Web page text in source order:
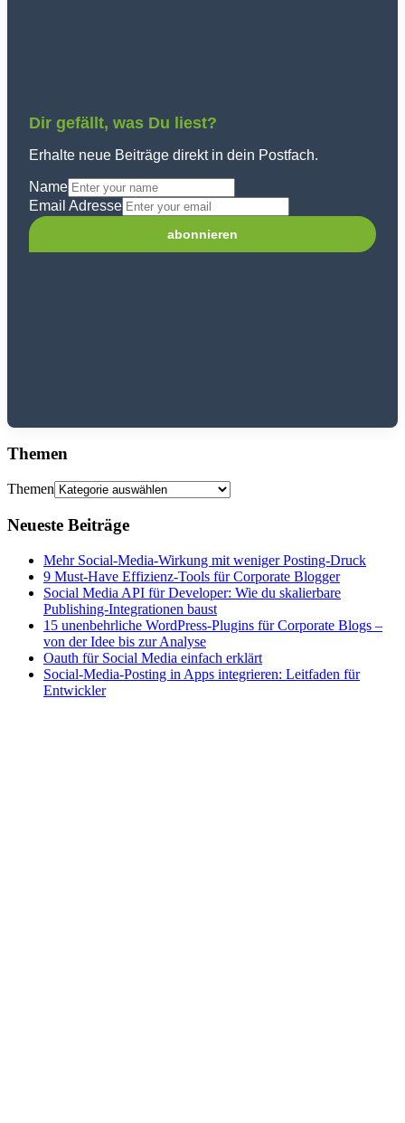
Dir gefällt, was Du liest?
Erhalte neue Beiträge direkt in dein Postfach.
Name
Email Adresse
Themen
Themen
Neueste Beiträge
Mehr Social-Media-Wirkung mit weniger Posting-Druck
9 Must-Have Effizienz-Tools für Corporate Blogger
Social Media API für Developer: Wie du skalierbare
Publishing-Integrationen baust
15 unenbehrliche WordPress-Plugins für Corporate Blogs –
von der Idee bis zur Analyse
Oauth für Social Media einfach erklärt
Social-Media-Posting in Apps integrieren: Leitfaden für
Entwickler